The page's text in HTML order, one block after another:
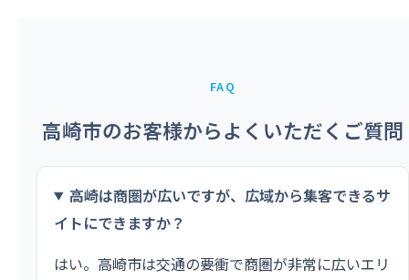
FAQ
高崎市のお客様からよくいただくご質問
高崎は商圏が広いですが、広域から集客できるサ
イトにできますか？
はい。高崎市は交通の要衝で商圏が非常に広いエリ